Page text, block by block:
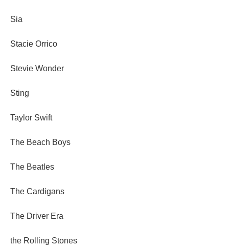
Sia
Stacie Orrico
Stevie Wonder
Sting
Taylor Swift
The Beach Boys
The Beatles
The Cardigans
The Driver Era
the Rolling Stones